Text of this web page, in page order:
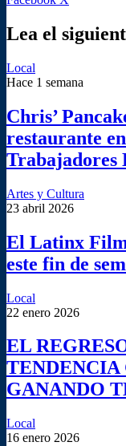
correo
electrónico
Lea el
Local
Hace 1 semana
Chris’
restaurante
Trabajadores
Artes y Cultura
23 abril 2026
El Latinx
este fin de
Local
22 enero 2026
EL
GANANDO
Local
16 enero 2026